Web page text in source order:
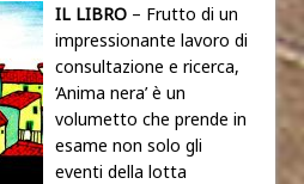
IL LIBRO – Frutto di un
impressionante lavoro di
consultazione e ricerca,
‘Anima nera’ è un
volumetto che prende in
esame non solo gli
eventi della lotta